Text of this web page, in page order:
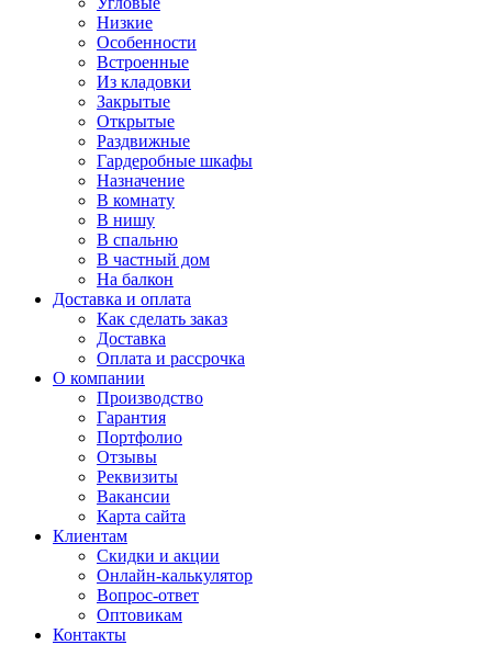
Низкие
Особенности
Встроенные
Из кладовки
Закрытые
Открытые
Раздвижные
Гардеробные шкафы
Назначение
В комнату
В нишу
В спальню
В частный дом
На балкон
Доставка и оплата
Как сделать заказ
Доставка
Оплата и рассрочка
О компании
Производство
Гарантия
Портфолио
Отзывы
Реквизиты
Вакансии
Карта сайта
Клиентам
Скидки и акции
Онлайн-калькулятор
Вопрос-ответ
Оптовикам
Контакты